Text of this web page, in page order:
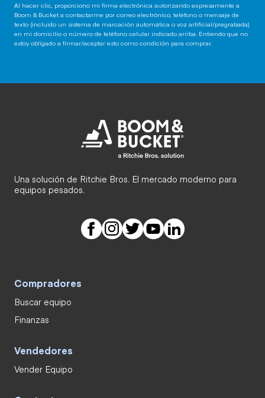
Al hacer clic, proporciono mi firma electrónica autorizando expresamente a
Boom & Bucket a contactarme por correo electrónico, teléfono o mensaje de
texto (incluido un sistema de marcación automática o voz artificial/pregrabada)
en mi domicilio o número de teléfono celular indicado arriba. Entiendo que no
estoy obligado a firmar/aceptar esto como condición para comprar.
Una solución de Ritchie Bros. El mercado moderno para
equipos pesados.
Compradores
Buscar equipo
Finanzas
Vendedores
Vender Equipo